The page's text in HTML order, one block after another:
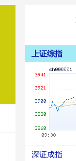
上证综指
深证成指